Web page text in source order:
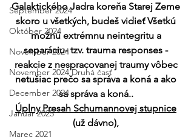
September 2024
Október 2024
November 2024
November 2024 Druhá časť
December 2024
Január 2025
Marec 2021
Galaktického Jadra koreňa Starej Zeme
skoro u všetkých, budeš vidieť Všetkú
možnú extrémnu neintegritu a
separáciu- tzv. trauma responses -
reakcie z nespracovanej traumy vôbec
netušiac prečo sa správa a koná a ako
sa správa a koná..
Úplny Presah Schumannovej stupnice
(už dávno),